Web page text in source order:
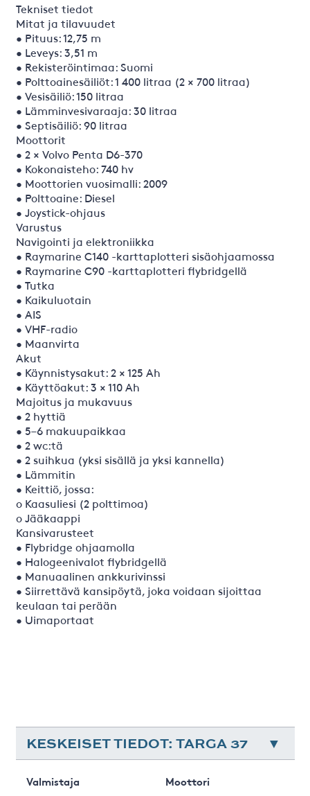
Tekniset tiedot
Mitat ja tilavuudet
• Pituus: 12,75 m
• Leveys: 3,51 m
• Rekisteröintimaa: Suomi
• Polttoainesäiliöt: 1 400 litraa (2 × 700 litraa)
• Vesisäiliö: 150 litraa
• Lämminvesivaraaja: 30 litraa
• Septisäiliö: 90 litraa
Moottorit
• 2 × Volvo Penta D6-370
• Kokonaisteho: 740 hv
• Moottorien vuosimalli: 2009
• Polttoaine: Diesel
• Joystick-ohjaus
Varustus
Navigointi ja elektroniikka
• Raymarine C140 -karttaplotteri sisäohjaamossa
• Raymarine C90 -karttaplotteri flybridgellä
• Tutka
• Kaikuluotain
• AIS
• VHF-radio
• Maanvirta
Akut
• Käynnistysakut: 2 × 125 Ah
• Käyttöakut: 3 × 110 Ah
Majoitus ja mukavuus
• 2 hyttiä
• 5–6 makuupaikkaa
• 2 wc:tä
• 2 suihkua (yksi sisällä ja yksi kannella)
• Lämmitin
• Keittiö, jossa:
o Kaasuliesi (2 polttimoa)
o Jääkaappi
Kansivarusteet
• Flybridge ohjaamolla
• Halogeenivalot flybridgellä
• Manuaalinen ankkurivinssi
• Siirrettävä kansipöytä, joka voidaan sijoittaa
keulaan tai perään
• Uimaportaat
KESKEISET TIEDOT: TARGA 37
Valmistaja
Moottori